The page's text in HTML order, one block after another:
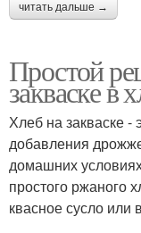
читать дальше →
Простой
закваске в
Хлеб на закваске -
добавления
домашних
простого ржаного
квасное сусло или